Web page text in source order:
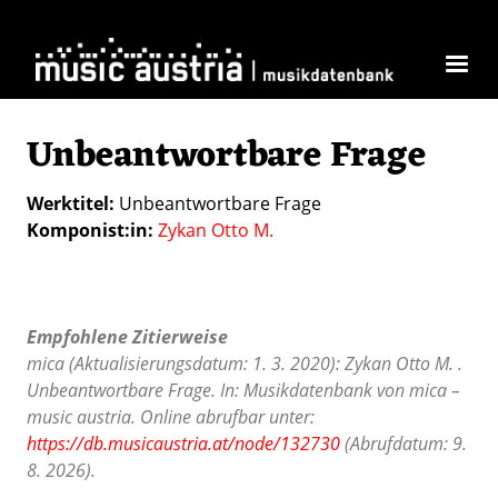
Unbeantwortbare Frage
Werktitel Unbeantwortbare Frage
Komponist:in Zykan Otto M.
Empfohlene Zitierweise
mica (Aktualisierungsdatum: 1. 3. 2020): Zykan Otto M. .
Unbeantwortbare Frage. In: Musikdatenbank von mica –
music austria. Online abrufbar unter:
https://db.musicaustria.at/node/132730(Abrufdatum: 9.
8. 2026).